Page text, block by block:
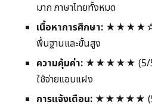
มาก ภาษาไทยทั้งหมด
เนื้อหาการศึกษา: ★★★★☆
พื้นฐานและขั้นสูง
ความคุ้มค่า: ★★★★★ (5/5)
ใช้จ่ายแอบแฝง
การแจ้งเตือน: ★★★★★ (5/